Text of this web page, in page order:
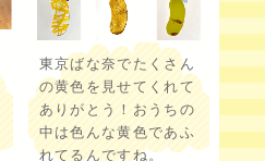
東京ばな奈でたくさん
の黄色を見せてくれて
ありがとう！おうちの
中は色んな黄色であふ
れてるんですね。